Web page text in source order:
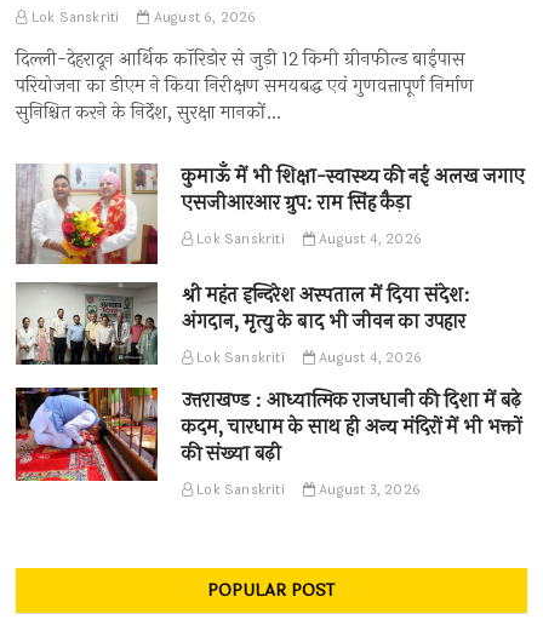
Lok Sanskriti August 6, 2026
दिल्ली-देहरादून आर्थिक कॉरिडोर से जुड़ी 12 किमी ग्रीनफील्ड बाईपास
परियोजना का डीएम ने किया निरीक्षण समयबद्ध एवं गुणवत्तापूर्ण निर्माण
सुनिश्चित करने के निर्देश, सुरक्षा मानकों…
कुमाऊँ में भी शिक्षा-स्वास्थ्य की नई अलख जगाए
एसजीआरआर ग्रुप: राम सिंह कैड़ा
Lok Sanskriti August 4, 2026
श्री महंत इन्दिरेश अस्पताल में दिया संदेश:
अंगदान, मृत्यु के बाद भी जीवन का उपहार
Lok Sanskriti August 4, 2026
उत्तराखण्ड : आध्यात्मिक राजधानी की दिशा में बढ़े
कदम, चारधाम के साथ ही अन्य मंदिरों में भी भक्तों
की संख्या बढ़ी
Lok Sanskriti August 3, 2026
POPULAR POST